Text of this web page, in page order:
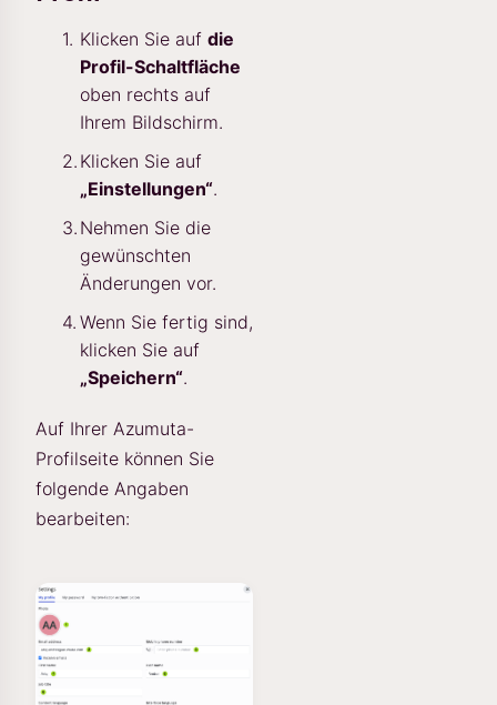
Klicken Sie auf die
Profil-Schaltfläche
oben rechts auf
Ihrem Bildschirm.
Klicken Sie auf
„Einstellungen“.
Nehmen Sie die
gewünschten
Änderungen vor.
Wenn Sie fertig sind,
klicken Sie auf
„Speichern“.
Auf Ihrer Azumuta-
Profilseite können Sie
folgende Angaben
bearbeiten: